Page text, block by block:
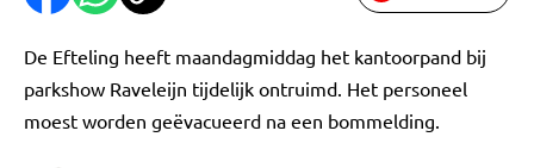
De Efteling heeft maandagmiddag het kantoorpand bij
parkshow Raveleijn tijdelijk ontruimd. Het personeel
moest worden geëvacueerd na een bommelding.